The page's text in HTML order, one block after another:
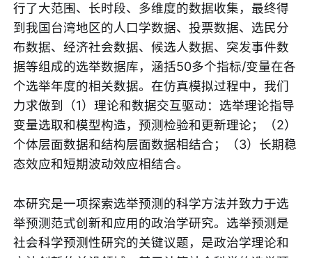
行了大范围、长时段、多维度的数据收集，最终得
到我国台湾地区的人口学数据、投票数据、选民分
布数据、经济社会数据、候选人数据、突发事件数
据等组成的选举数据库，涵括50多个指标/变量在各
个选举年度的相关数据。在仿真模拟过程中，我们
力求做到（1）理论和数据交互驱动：选举理论指导
变量选取和模型构造，预测检验和更新理论；（2）
个体层面数据和结构层面数据相结合；（3）长期稳
态效应和短期波动效应相结合。
本研究是一项探索选举预测的科学方法并致力于选
举预测范式创新和应用的政治学研究。选举预测是
社会科学预测性研究的关键议题，是政治学理论和